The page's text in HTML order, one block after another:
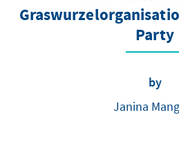
Party
by
Janina